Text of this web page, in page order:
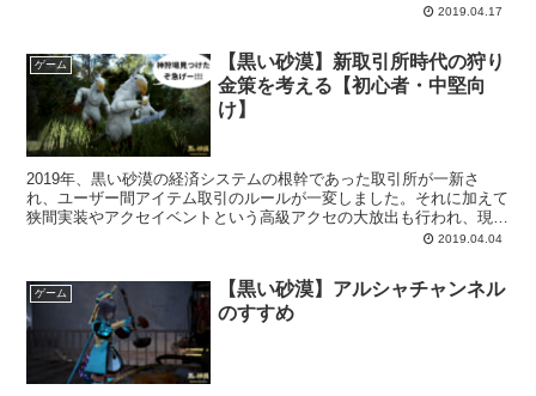
2019.04.17
ゲーム
【黒い砂漠】新取引所時代の狩り
金策を考える【初心者・中堅向
け】
2019年、黒い砂漠の経済システムの根幹であった取引所が一新さ
れ、ユーザー間アイテム取引のルールが一変しました。それに加えて
狭間実装やアクセイベントという高級アクセの大放出も行われ、現在
黒い砂漠はデフレ経済下にあります。そんな経済下で中堅以...2019.04.04
ゲーム
【黒い砂漠】アルシャチャンネル
のすすめ